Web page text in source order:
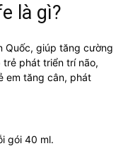
là gì?
Quốc, giúp tăng cường
phát triển trí não,
em tăng cân, phát
gói 40 ml.